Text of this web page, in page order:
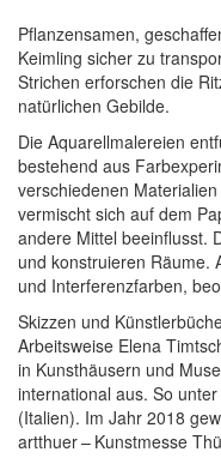
Pflanzensamen,
Keimling sicher zu
Strichen erforschen die
natürlichen Gebilde.
Die Aquarellmalereien
bestehend aus
verschiedenen
vermischt sich auf dem
andere Mittel beeinflusst.
und konstruieren Räume.
und Interferenzfarben,
Skizzen und
Arbeitsweise Elena
in Kunsthäusern und
international aus. So
(Italien). Im Jahr 2018
artthuer – Kunstmesse